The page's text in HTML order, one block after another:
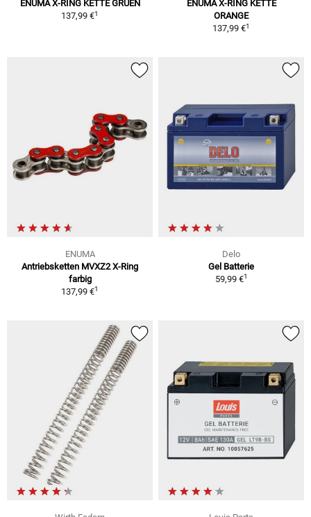
ENUMA X-RING KETTE GRUEN
137,99 €1
ENUMA X-RING KETTE
ORANGE
137,99 €1
ENUMA
Antriebsketten MVXZ2 X-Ring
farbig
137,99 €1
Delo
Gel Batterie
59,99 €1